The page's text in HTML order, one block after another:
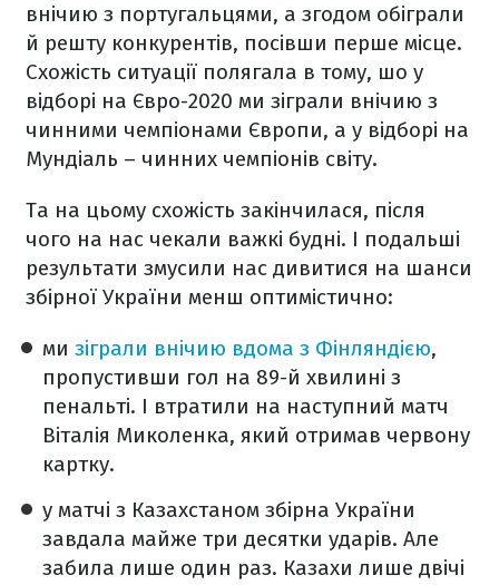
внічию з португальцями, а згодом обіграли
й решту конкурентів, посівши перше місце.
Схожість ситуації полягала в тому, шо у
відборі на Євро-2020 ми зіграли внічию з
чинними чемпіонами Європи, а у відборі на
Мундіаль – чинних чемпіонів світу.
Та на цьому схожість закінчилася, після
чого на нас чекали важкі будні. І подальші
результати змусили нас дивитися на шанси
збірної України менш оптимістично:
ми зіграли внічию вдома з Фінляндією,
пропустивши гол на 89-й хвилині з
пенальті. І втратили на наступний матч
Віталія Миколенка, який отримав червону
картку.
у матчі з Казахстаном збірна України
завдала майже три десятки ударів. Але
забила лише один раз. Казахи лише двічі